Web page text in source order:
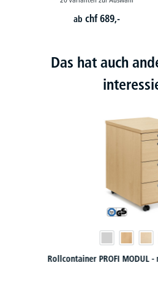
abchf 689,-
Das hat auch
Rollcontainer PROFI MODUL -